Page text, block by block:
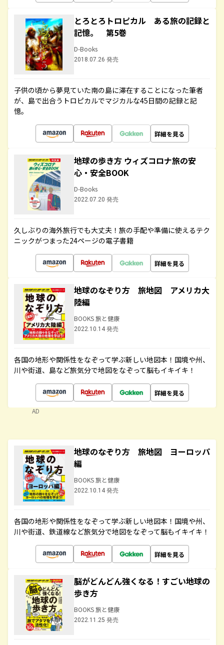
とろとろトロピカル ある旅の記録と
記憶。 第5巻
D-Books
2018.07.26 発売
子供の頃から夢見ていた南の島に滞在することになった筆者
が、島で出合うトロピカルでマジカルな45日間の記録と記
憶。
詳細を見る
地球の歩き方 ウィズコロナ旅の安
心・安全BOOK
D-Books
2022.07.20 発売
久しぶりの海外旅行でも大丈夫！旅の手配や準備に使えるテク
ニックがつまった24ページの電子書籍
詳細を見る
地球のなぞり方 旅地図 アメリカ大
陸編
BOOKS 旅と健康
2022.10.14 発売
各国の地形や関係性をなぞって学ぶ新しい地図本！国境や州、
川や街道、島など旅気分で地図をなぞって脳もイキイキ！
詳細を見る
AD
地球のなぞり方 旅地図 ヨーロッパ
編
BOOKS 旅と健康
2022.10.14 発売
各国の地形や関係性をなぞって学ぶ新しい地図本！国境や州、
川や街道、鉄道線など旅気分で地図をなぞって脳もイキイキ！
詳細を見る
脳がどんどん強くなる！すごい地球の
歩き方
BOOKS 旅と健康
2022.11.25 発売